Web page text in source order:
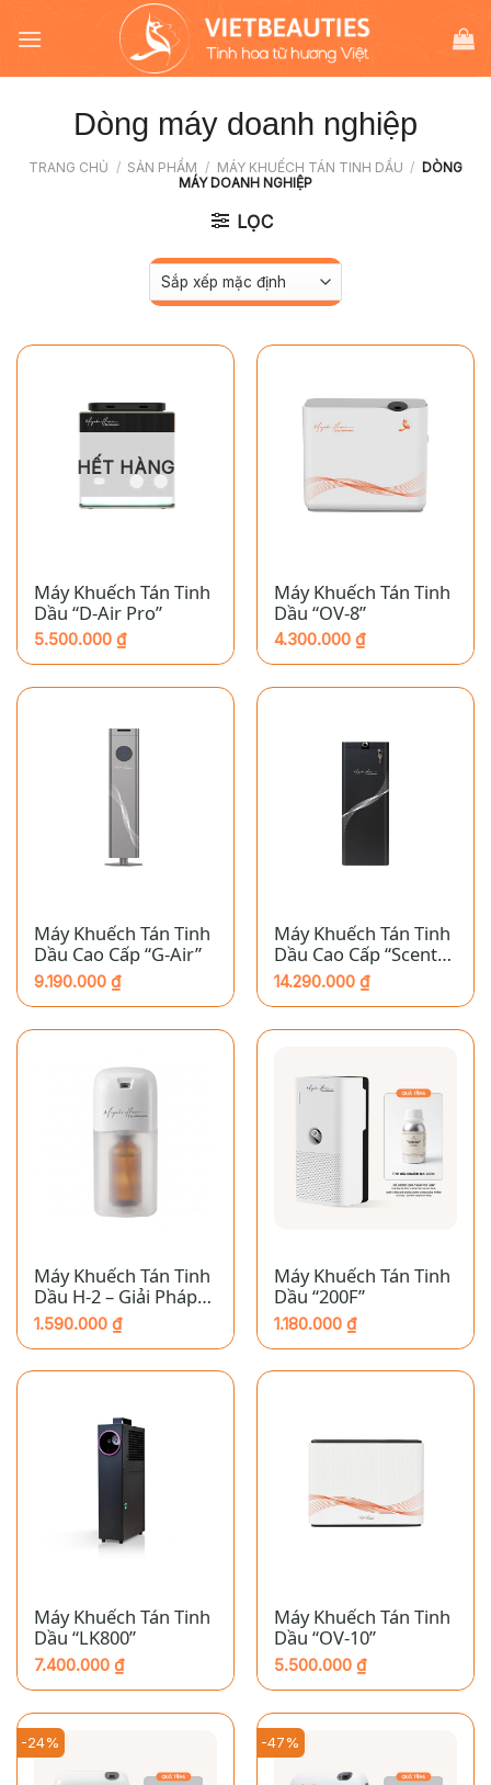
đến
Dòng máy doanh nghiệp
TRANG CHỦ / SẢN PHẨM / MÁY KHUẾCH TÁN TINH DẦU / DÒNG
MÁY DOANH NGHIỆP
LỌC
HẾT HÀNG
Máy Khuếch Tán Tinh
Dầu “D-Air Pro”
5.500.000 ₫
Máy Khuếch Tán Tinh
Dầu “OV-8”
4.300.000 ₫
Máy Khuếch Tán Tinh
Dầu Cao Cấp “G-Air”
9.190.000 ₫
Máy Khuếch Tán Tinh
Dầu Cao Cấp “Scent
Station”
14.290.000 ₫
Máy Khuếch Tán Tinh
Dầu H-2 – Giải Pháp
Tạo Hương Chuyên
Nghiệp Cho Thang
1.590.000 ₫
Máy Khuếch Tán Tinh
Dầu “200F”
1.180.000 ₫
Máy Khuếch Tán Tinh
Dầu “LK800”
7.400.000 ₫
Máy Khuếch Tán Tinh
Dầu “OV-10”
5.500.000 ₫
-24% -47%